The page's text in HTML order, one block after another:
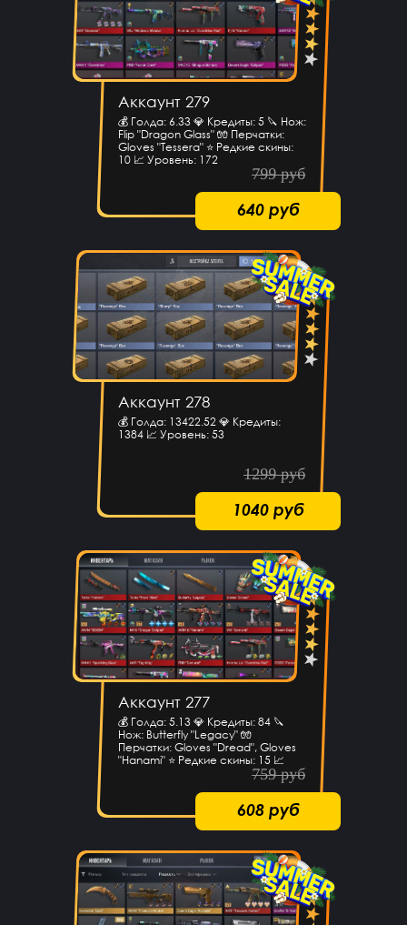
Аккаунт 279
💰 Голда: 6.33 💎 Кредиты: 5 🔪 Нож:
Flip "Dragon Glass" 🧤 Перчатки:
Gloves "Tessera" ⭐️ Редкие скины:
10 📈 Уровень: 172
799 руб
640 руб
Аккаунт 278
💰 Голда: 13422.52 💎 Кредиты:
1384 📈 Уровень: 53
1299 руб
1040 руб
Аккаунт 277
💰 Голда: 5.13 💎 Кредиты: 84 🔪
Нож: Butterfly "Legacy" 🧤
Перчатки: Gloves "Dread", Gloves
"Hanami" ⭐️ Редкие скины: 15 📈
759 руб
608 руб